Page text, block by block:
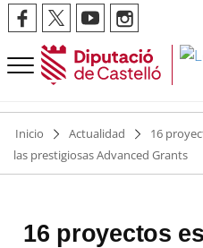
Inicio Actualidad
16
las prestigiosas Advanced Grants
16 proyectos